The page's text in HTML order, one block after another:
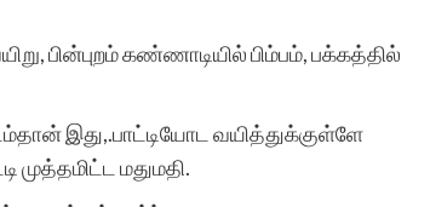
பின்புறம் கண்ணாடியில் பிம்பம், பக்கத்தில்
இது,.பாட்டியோட வயித்துக்குள்ளே
முத்தமிட்ட மதுமதி.